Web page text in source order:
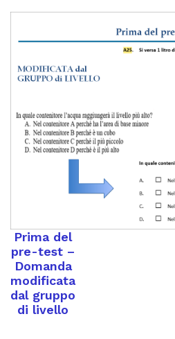
Prima del
pre-test –
Domanda
modificata
dal gruppo
di livello